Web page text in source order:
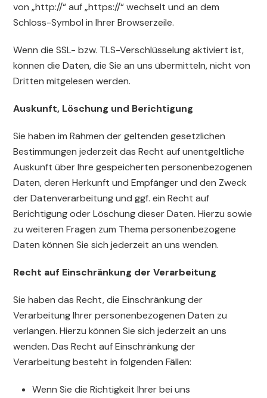
von „http://“ auf „https://“ wechselt und an dem
Schloss-Symbol in Ihrer Browserzeile.
Wenn die SSL- bzw. TLS-Verschlüsselung aktiviert ist,
können die Daten, die Sie an uns übermitteln, nicht von
Dritten mitgelesen werden.
Auskunft, Löschung und Berichtigung
Sie haben im Rahmen der geltenden gesetzlichen
Bestimmungen jederzeit das Recht auf unentgeltliche
Auskunft über Ihre gespeicherten personenbezogenen
Daten, deren Herkunft und Empfänger und den Zweck
der Datenverarbeitung und ggf. ein Recht auf
Berichtigung oder Löschung dieser Daten. Hierzu sowie
zu weiteren Fragen zum Thema personenbezogene
Daten können Sie sich jederzeit an uns wenden.
Recht auf Einschränkung der Verarbeitung
Sie haben das Recht, die Einschränkung der
Verarbeitung Ihrer personenbezogenen Daten zu
verlangen. Hierzu können Sie sich jederzeit an uns
wenden. Das Recht auf Einschränkung der
Verarbeitung besteht in folgenden Fällen:
Wenn Sie die Richtigkeit Ihrer bei uns